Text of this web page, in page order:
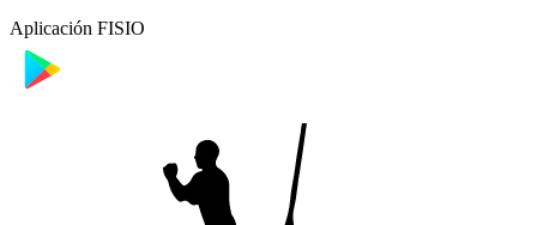
Aplicación FISIO